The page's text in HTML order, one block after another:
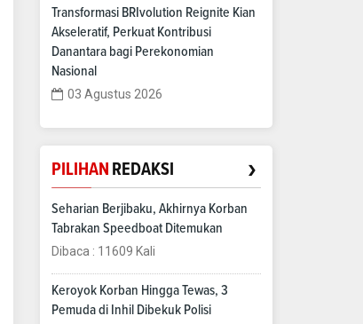
Transformasi BRIvolution Reignite Kian
Akseleratif, Perkuat Kontribusi
Danantara bagi Perekonomian
Nasional
03 Agustus 2026
PILIHAN REDAKSI ›
Seharian Berjibaku, Akhirnya Korban
Tabrakan Speedboat Ditemukan
Dibaca : 11609 Kali
Keroyok Korban Hingga Tewas, 3
Pemuda di Inhil Dibekuk Polisi